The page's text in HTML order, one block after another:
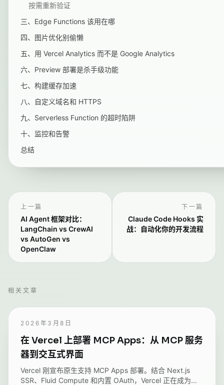
按需重新验证
三、Edge Functions 该用在哪
四、图片优化别偷懒
五、用 Vercel Analytics 而不是 Google Analytics
六、Preview 部署是杀手级功能
七、构建缓存加速
八、自定义域名和 HTTPS
九、Serverless Function 的超时陷阱
十、监控和告警
总结
上一篇
AI Agent 框架对比：
LangChain vs CrewAI
vs AutoGen vs
OpenClaw
下一篇
Claude Code Hooks 实
战：自动化你的开发流程
相关文章
2026年3月8日
在 Vercel 上部署 MCP Apps：从 MCP 服务
器到交互式界面
Vercel 刚宣布原生支持 MCP Apps 部署。结合 Next.js
SSR、Fluid Compute 和内置 OAuth，Vercel 正在成为